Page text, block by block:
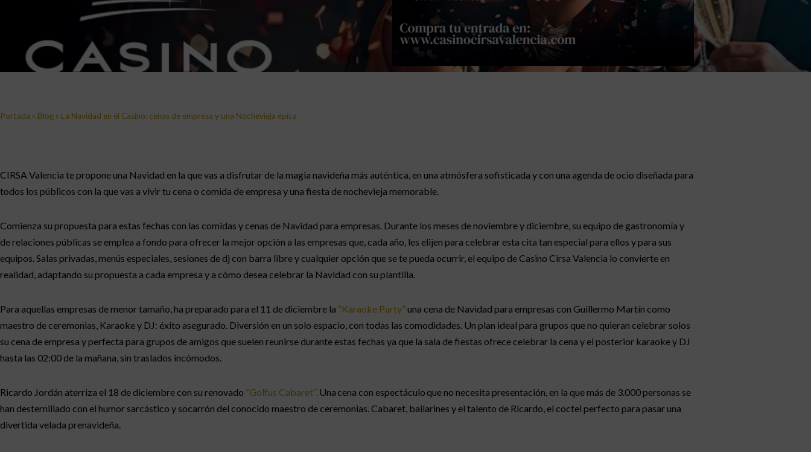
Portada » Blog » La Navidad en el Casino: cenas de empresa y una Nochevieja épica
CIRSA Valencia te propone una Navidad en la que vas a disfrutar de la magia navideña más auténtica, en una atmósfera sofisticada y con una agenda de ocio diseñada para
todos los públicos con la que vas a vivir tu cena o comida de empresa y una fiesta de nochevieja memorable.
Comienza su propuesta para estas fechas con las comidas y cenas de Navidad para empresas. Durante los meses de noviembre y diciembre, su equipo de gastronomía y
de relaciones públicas se emplea a fondo para ofrecer la mejor opción a las empresas que, cada año, les elijen para celebrar esta cita tan especial para ellos y para sus
equipos. Salas privadas, menús especiales, sesiones de dj con barra libre y cualquier opción que se te pueda ocurrir, el equipo de Casino Cirsa Valencia lo convierte en
realidad, adaptando su propuesta a cada empresa y a cómo desea celebrar la Navidad con su plantilla.
Para aquellas empresas de menor tamaño, ha preparado para el 11 de diciembre la “Karaoke Party”una cena de Navidad para empresas con Guillermo Martín como
maestro de ceremonias, Karaoke y DJ: éxito asegurado. Diversión en un solo espacio, con todas las comodidades. Un plan ideal para grupos que no quieran celebrar solos
su cena de empresa y perfecta para grupos de amigos que suelen reunirse durante estas fechas ya que la sala de fiestas ofrece celebrar la cena y el posterior karaoke y DJ
hasta las 02:00 de la mañana, sin traslados incómodos.
Ricardo Jordán aterriza el 18 de diciembre con su renovado “Golfus Cabaret”. Una cena con espectáculo que no necesita presentación, en la que más de 3.000 personas se
han desternillado con el humor sarcástico y socarrón del conocido maestro de ceremonias. Cabaret, bailarines y el talento de Ricardo, el coctel perfecto para pasar una
divertida velada prenavideña.